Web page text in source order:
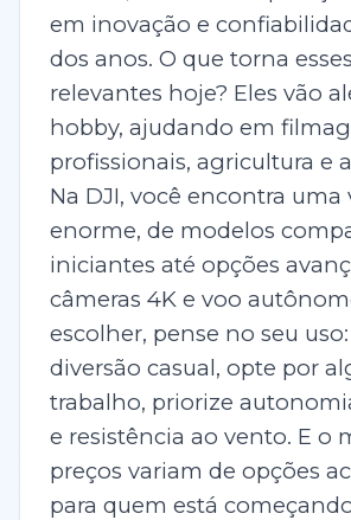
em inovação e
dos anos. O que torna
relevantes hoje? Eles vão
hobby, ajudando em
profissionais, agricultura e
Na DJI, você encontra uma
enorme, de modelos
iniciantes até opções
câmeras 4K e voo
escolher, pense no seu uso:
diversão casual, opte por
trabalho, priorize
e resistência ao vento. E o
preços variam de opções
para quem está